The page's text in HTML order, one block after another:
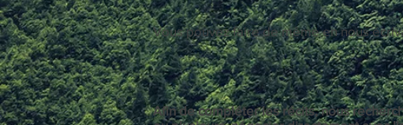
Vous pouvez faire de même en nous
Afin de compléter les récits, nous